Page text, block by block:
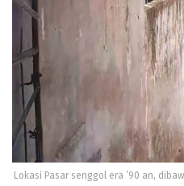
Lokasi Pasar senggol era ’90 an,